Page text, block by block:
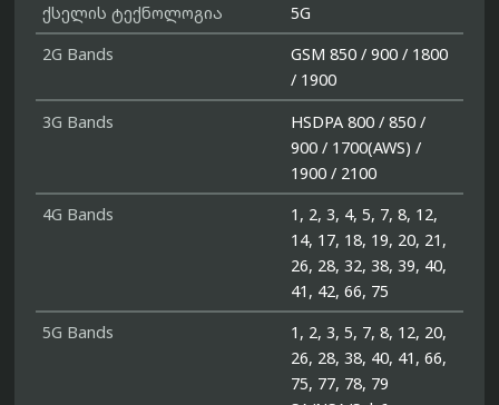
ქსელის ტექნოლოგია
5G
2G Bands
GSM 850 / 900 / 1800
/ 1900
3G Bands
HSDPA 800 / 850 /
900 / 1700(AWS) /
1900 / 2100
4G Bands
1, 2, 3, 4, 5, 7, 8, 12,
14, 17, 18, 19, 20, 21,
26, 28, 32, 38, 39, 40,
41, 42, 66, 75
5G Bands
1, 2, 3, 5, 7, 8, 12, 20,
26, 28, 38, 40, 41, 66,
75, 77, 78, 79